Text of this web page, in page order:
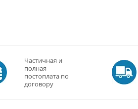
Частичная и
полная
постоплата по
договору